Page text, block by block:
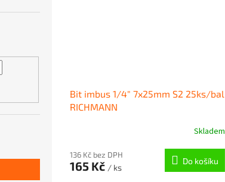
Bit imbus 1/4" 7x25mm S2 25ks/bal
RICHMANN
Skladem
136 Kč bez DPH
165 Kč / ks
Do košíku